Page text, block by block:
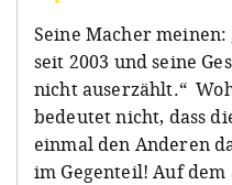
Seine Macher
seit 2003 und seine
nicht auserzählt.“
bedeutet nicht, dass
einmal den Anderen
im Gegenteil! Auf